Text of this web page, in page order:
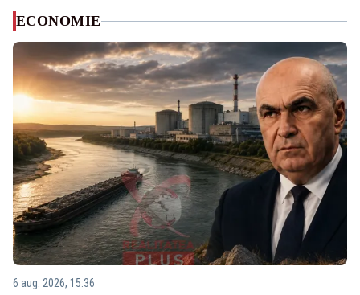
ECONOMIE
6 aug. 2026, 15:36